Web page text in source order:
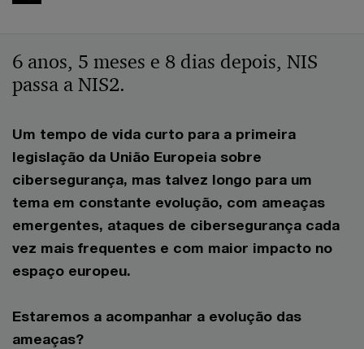
6 anos, 5 meses e 8 dias depois, NIS
passa a NIS2.
Um tempo de vida curto para a primeira
legislação da União Europeia sobre
cibersegurança, mas talvez longo para um
tema em constante evolução, com ameaças
emergentes, ataques de cibersegurança cada
vez mais frequentes e com maior impacto no
espaço europeu.
Estaremos a acompanhar a evolução das
ameaças?